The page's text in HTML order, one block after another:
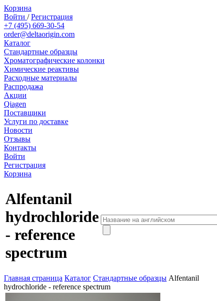
Корзина
Войти /Регистрация
+7 (495) 669-30-54
order@deltaorigin.com
Каталог
Стандартные образцы
Хроматографические колонки
Химические реактивы
Расходные материалы
Распродажа
Акции
Qiagen
Поставщики
Услуги по доставке
Новости
Отзывы
Контакты
Войти
Регистрация
Корзина
Alfentanil
hydrochloride
- reference
spectrum
Главная страница Каталог Стандартные образцы Alfentanil
hydrochloride - reference spectrum